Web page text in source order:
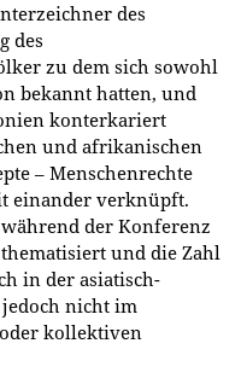
des
des
zu dem sich sowohl
bekannt hatten, und
konterkariert
und afrikanischen
– Menschenrechte
einander verknüpft.
der Konferenz
und die Zahl
in der asiatisch-
nicht im
kollektiven